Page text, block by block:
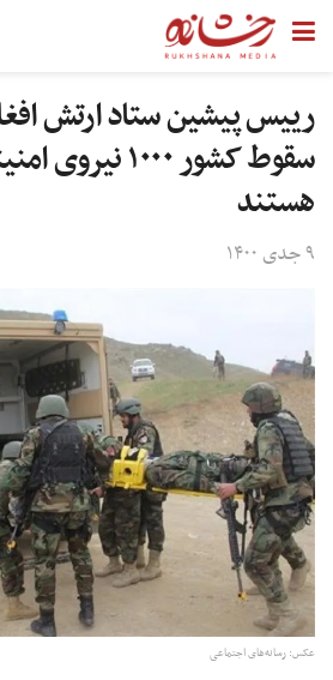
رییس پیشین ستاد ارتش
سقوط کشور ۱۰۰۰
هستند
۹ جدی ۱۴۰۰
عکس: رسانه‌های اجتماعی